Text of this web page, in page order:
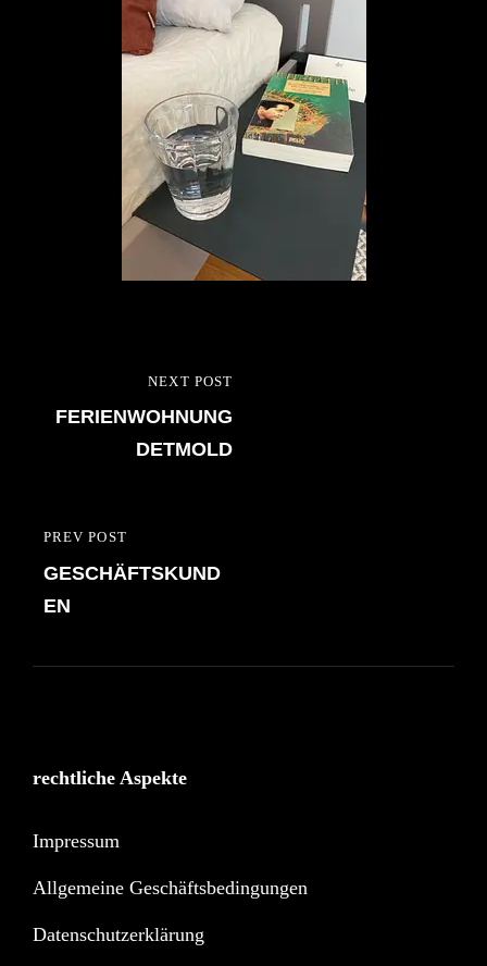
Beitragsnavigation
PREVIOUS
POST
PREV POST
GESCHÄFTSKUND
EN
POST
NEXT POST
FERIENWOHNUNG
DETMOLD
rechtliche Aspekte
Impressum
Allgemeine Geschäftsbedingungen
Datenschutzerklärung